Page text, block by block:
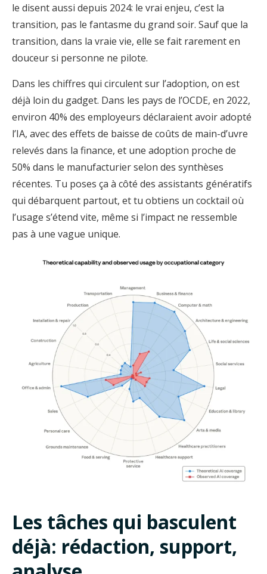
le disent aussi depuis 2024: le vrai enjeu, c’est la
transition, pas le fantasme du grand soir. Sauf que la
transition, dans la vraie vie, elle se fait rarement en
douceur si personne ne pilote.
Dans les chiffres qui circulent sur l’adoption, on est
déjà loin du gadget. Dans les pays de l’OCDE, en 2022,
environ 40% des employeurs déclaraient avoir adopté
l’IA, avec des effets de baisse de coûts de main-d’uvre
relevés dans la finance, et une adoption proche de
50% dans le manufacturier selon des synthèses
récentes. Tu poses ça à côté des assistants génératifs
qui débarquent partout, et tu obtiens un cocktail où
l’usage s’étend vite, même si l’impact ne ressemble
pas à une vague unique.
Les tâches qui basculent
déjà: rédaction, support,